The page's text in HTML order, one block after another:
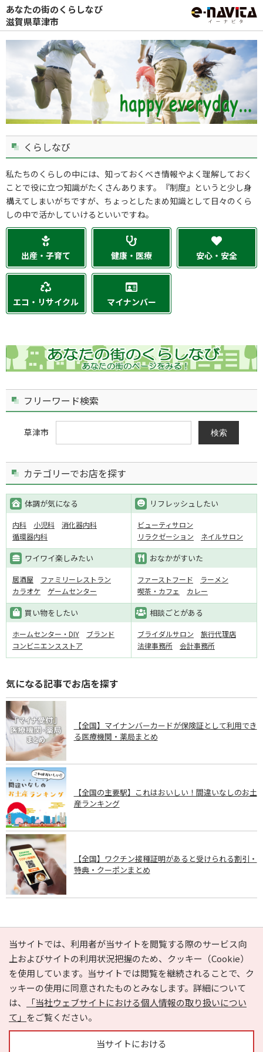
あなたの街のくらしなび
滋賀県草津市
くらしなび
私たちのくらしの中には、知っておくべき情報やよく理解しておく
ことで役に立つ知識がたくさんあります。『制度』というと少し身
構えてしまいがちですが、ちょっとしたまめ知識として日々のくら
しの中で活かしていけるといいですね。
出産・子育て 健康・医療 安心・安全
エコ・リサイクル マイナンバー
フリーワード検索
草津市 検索
カテゴリーでお店を探す
体調が気になる
内科 小児科
消化器内科
循環器内科
リフレッシュしたい
ビューティサロン
リラクゼーション
ネイルサロン
ワイワイ楽しみたい
居酒屋
ファミリーレストラン
カラオケ
ゲームセンター
おなかがすいた
ファーストフード
ラーメン
喫茶・カフェ
カレー
買い物をしたい
ホームセンター・DIY
ブランド
コンビニエンスストア
相談ごとがある
ブライダルサロン
旅行代理店
法律事務所
会計事務所
気になる記事でお店を探す
【全国】マイナンバーカードが保険証として利用でき
る医療機関・薬局まとめ
【全国の主要駅】これはおいしい！間違いなしのお土
産ランキング
【全国】ワクチン接種証明があると受けられる割引・
特典・クーポンまとめ
PAGE TOP
当サイトでは、利用者が当サイトを閲覧する際のサービス向
上およびサイトの利用状況把握のため、クッキー（Cookie）
を使用しています。当サイトでは閲覧を継続されることで、ク
ッキーの使用に同意されたものとみなします。詳細について
は、
「当社ウェブサイトにおける個人情報の取り扱いについ
て」 をご覧ください。
当サイトにおける
e-NAVITA（イーナビタ）とは？ お気に入り
ヘルプ
利用規約
個人情報の取り扱いについて
運営会社
サイトマップ
広告掲載に関するお問い合わせ